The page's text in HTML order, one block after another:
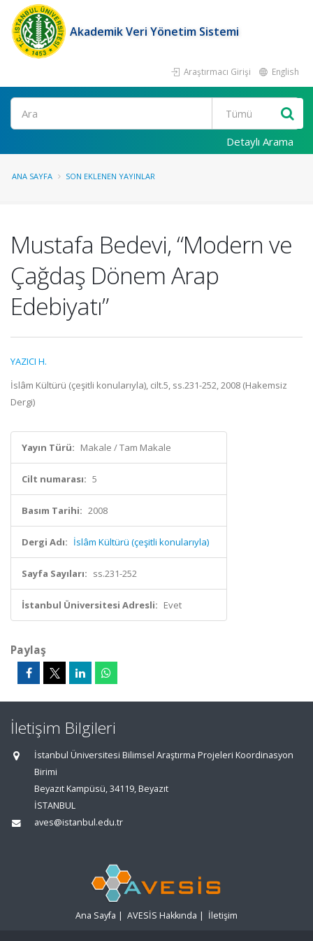
Akademik Veri Yönetim Sistemi
Araştırmacı Girişi English
Ara
Detaylı Arama
ANA SAYFA SON EKLENEN YAYINLAR
Mustafa Bedevi, “Modern ve
Çağdaş Dönem Arap
Edebiyatı”
YAZICI H.
İslâm Kültürü (çeşitli konularıyla), cilt.5, ss.231-252, 2008 (Hakemsiz
Dergi)
Yayın Türü: Makale / Tam Makale
Cilt numarası: 5
Basım Tarihi: 2008
Dergi Adı: İslâm Kültürü (çeşitli konularıyla)
Sayfa Sayıları: ss.231-252
İstanbul Üniversitesi Adresli: Evet
Paylaş
İletişim Bilgileri
İstanbul Üniversitesi Bilimsel Araştırma Projeleri Koordinasyon
Birimi
Beyazıt Kampüsü, 34119, Beyazıt
İSTANBUL
aves@istanbul.edu.tr
Ana Sayfa | AVESİS Hakkında | İletişim